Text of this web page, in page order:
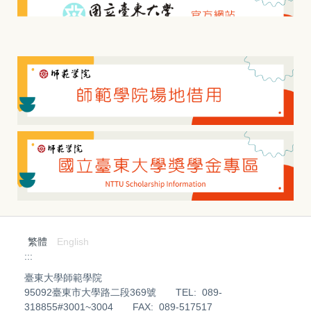
繁體
English
:::
臺東大學師範學院
95092臺東市大學路二段369號 TEL: 089-
318855#3001~3004 FAX: 089-517517